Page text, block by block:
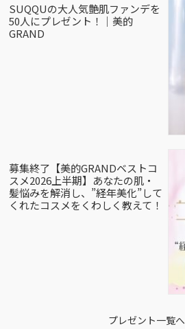
SUQQUの大人気艶肌ファンデを
50人にプレゼント！｜美的
GRAND
募集終了【美的GRANDベストコ
スメ2026上半期】あなたの肌・
髪悩みを解消し、”経年美化”して
くれたコスメをくわしく教えて！
プレゼント一覧へ